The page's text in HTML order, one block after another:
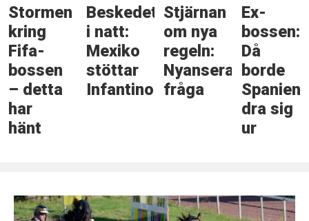
Stormen
kring
Fifa-
bossen
– detta
har
hänt
Beskedet
i natt:
Mexiko
stöttar
Infantino
Stjärnan
om nya
regeln:
Nyanserad
fråga
Ex-
bossen:
Då
borde
Spanien
dra sig
ur